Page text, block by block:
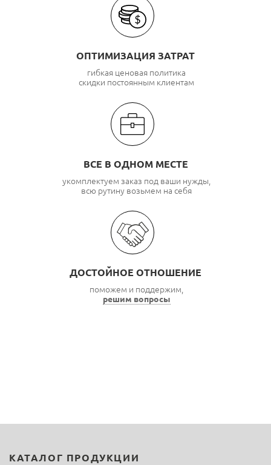
ОПТИМИЗАЦИЯ ЗАТРАТ
гибкая ценовая политика
скидки постоянным клиентам
ВСЕ В ОДНОМ МЕСТЕ
укомплектуем заказ под ваши нужды,
всю рутину возьмем на себя
ДОСТОЙНОЕ ОТНОШЕНИЕ
поможем и поддержим,
решим вопросы
КАТАЛОГ ПРОДУКЦИИ